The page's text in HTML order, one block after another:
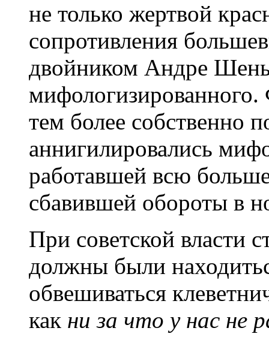
не только жертвой
сопротивления
двойником Андре
тем более собственно
аннигилировались
работавшей всю
сбавившей обороты в
При советской власти
должны были
обвешиваться
как ни за что у нас не